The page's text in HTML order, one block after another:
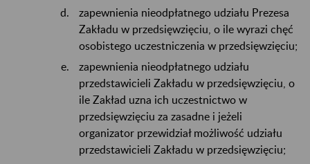
zapewnienia nieodpłatnego udziału Prezesa
Zakładu w przedsięwzięciu, o ile wyrazi chęć
osobistego uczestniczenia w przedsięwzięciu;
zapewnienia nieodpłatnego udziału
przedstawicieli Zakładu w przedsięwzięciu, o
ile Zakład uzna ich uczestnictwo w
przedsięwzięciu za zasadne i jeżeli
organizator przewidział możliwość udziału
przedstawicieli Zakładu w przedsięwzięciu;